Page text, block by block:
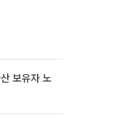
보유자 노